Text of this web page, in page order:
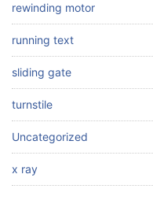
rewinding motor
running text
sliding gate
turnstile
Uncategorized
x ray